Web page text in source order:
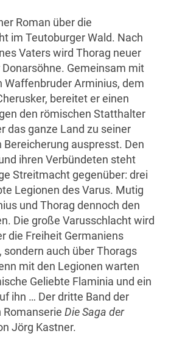
Roman über die
im Teutoburger Wald. Nach
Vaters wird Thorag neuer
Gemeinsam mit
Waffenbruder Arminius, dem
bereitet er einen
den römischen Statthalter
das ganze Land zu seiner
Bereicherung auspresst. Den
ihren Verbündeten steht
Streitmacht gegenüber: drei
Legionen des Varus. Mutig
und Thorag dennoch den
Die große Varusschlacht wird
die Freiheit Germaniens
sondern auch über Thorags
mit den Legionen warten
Geliebte Flaminia und ein
ihn … Der dritte Band der
Die Saga der
Jörg Kastner.